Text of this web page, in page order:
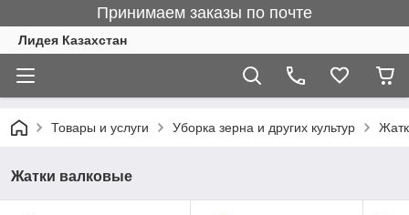
Принимаем заказы по почте
Лидея Казахстан
Товары и услуги Уборка зерна и других культур
Жатки валковые